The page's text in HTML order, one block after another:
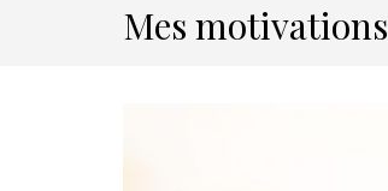
Mes motivations